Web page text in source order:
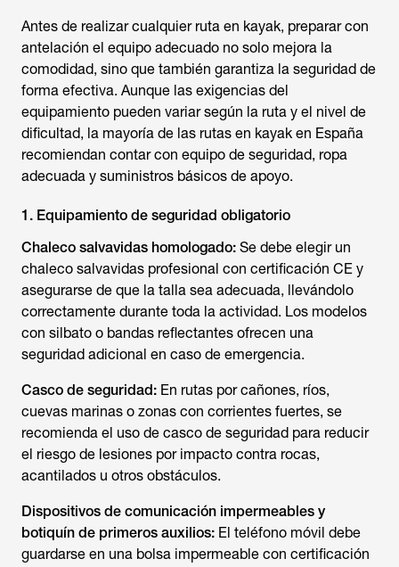
Antes de realizar cualquier ruta en kayak, preparar con
antelación el equipo adecuado no solo mejora la
comodidad, sino que también garantiza la seguridad de
forma efectiva. Aunque las exigencias del
equipamiento pueden variar según la ruta y el nivel de
dificultad, la mayoría de las rutas en kayak en España
recomiendan contar con equipo de seguridad, ropa
adecuada y suministros básicos de apoyo.
1. Equipamiento de seguridad obligatorio
Chaleco salvavidas homologado: Se debe elegir un
chaleco salvavidas profesional con certificación CE y
asegurarse de que la talla sea adecuada, llevándolo
correctamente durante toda la actividad. Los modelos
con silbato o bandas reflectantes ofrecen una
seguridad adicional en caso de emergencia.
Casco de seguridad: En rutas por cañones, ríos,
cuevas marinas o zonas con corrientes fuertes, se
recomienda el uso de casco de seguridad para reducir
el riesgo de lesiones por impacto contra rocas,
acantilados u otros obstáculos.
Dispositivos de comunicación impermeables y
botiquín de primeros auxilios: El teléfono móvil debe
guardarse en una bolsa impermeable con certificación